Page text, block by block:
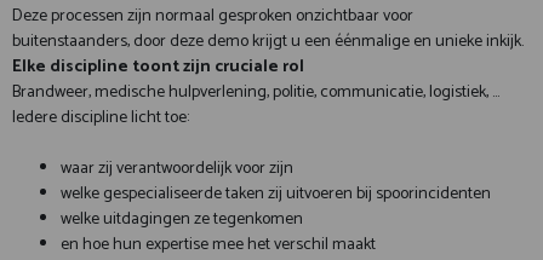
Deze processen zijn normaal gesproken onzichtbaar voor
buitenstaanders, door deze demo krijgt u een éénmalige en unieke inkijk.
Elke discipline toont zijn cruciale rol
Brandweer, medische hulpverlening, politie, communicatie, logistiek, …
Iedere discipline licht toe:
waar zij verantwoordelijk voor zijn
welke gespecialiseerde taken zij uitvoeren bij spoorincidenten
welke uitdagingen ze tegenkomen
en hoe hun expertise mee het verschil maakt